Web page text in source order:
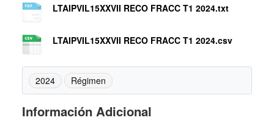
LTAIPVIL15XXVII RECO FRACC T1 2024.txt
LTAIPVIL15XXVII RECO FRACC T1 2024.csv
2024 Régimen
Información Adicional